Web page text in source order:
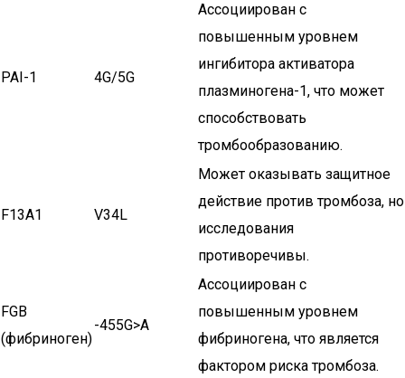
PAI-1 4G/5G
Ассоциирован с
повышенным уровнем
ингибитора активатора
плазминогена-1, что может
способствовать
тромбообразованию.
F13A1 V34L
Может оказывать защитное
действие против тромбоза, но
исследования
противоречивы.
FGB
(фибриноген)
-455G>A
Ассоциирован с
повышенным уровнем
фибриногена, что является
фактором риска тромбоза.